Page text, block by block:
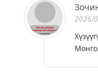
2026/